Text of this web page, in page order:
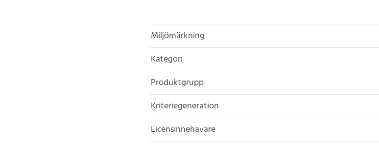
Miljömärkning
Kategori
Produktgrupp
Kriteriegeneration
Licensinnehavare